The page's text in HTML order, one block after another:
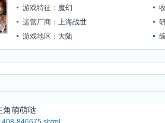
游戏特征： 魔幻
运营厂商： 上海战世
游戏地区： 大陆
角萌萌哒